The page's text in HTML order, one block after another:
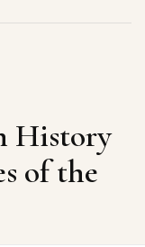
History
of the